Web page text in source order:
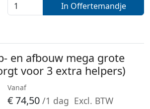
In Offertemandje
en afbouw mega grote
voor 3 extra helpers)
Vanaf
€74,50 /1 dag Excl. BTW